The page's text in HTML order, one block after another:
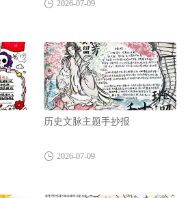
2026-07-09
历史文脉主题手抄报
2026-07-09